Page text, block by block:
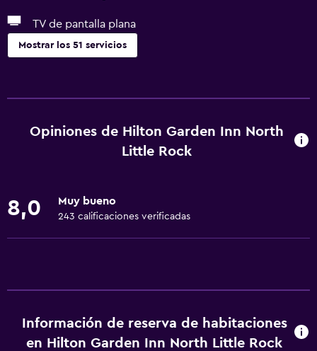
TV de pantalla plana
Mostrar los 51 servicios
Salas de conferencia
Cajero automático/banco
Servicio de habitaciones
Check-out exprés
Microondas
Tetera/cafetera
Opiniones de Hilton Garden Inn North
Little Rock
8,0 Muy bueno
243 calificaciones verificadas
Información de reserva de habitaciones
en Hilton Garden Inn North Little Rock